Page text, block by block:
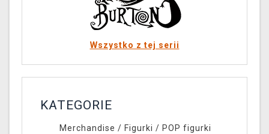
Wszystko z tej serii
KATEGORIE
Merchandise / Figurki / POP figurki